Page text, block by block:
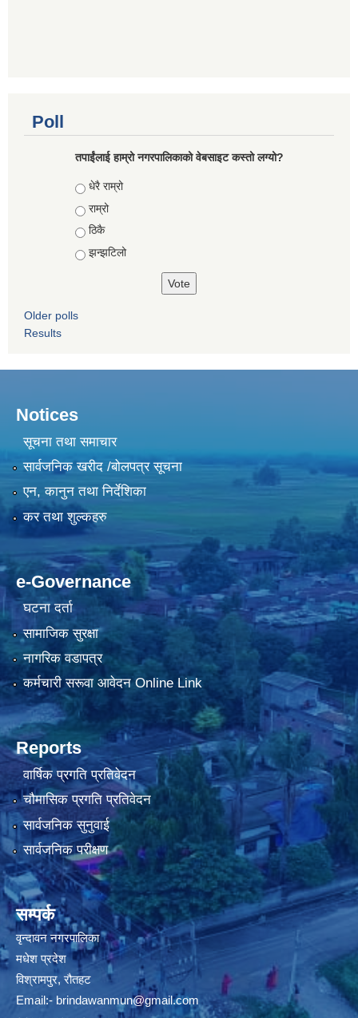
Poll
तपाईंलाई हाम्रो नगरपालिकाको वेबसाइट कस्तो लग्यो?
Choices
धेरै राम्रो
राम्रो
ठिकै
झन्झटिलो
Older polls
Results
Notices
सूचना तथा समाचार
सार्वजनिक खरीद /बोलपत्र सूचना
एन, कानुन तथा निर्देशिका
कर तथा शुल्कहरु
e-Governance
घटना दर्ता
सामाजिक सुरक्षा
नागरिक वडापत्र
कर्मचारी सरूवा आवेदन Online Link
Reports
वार्षिक प्रगति प्रतिवेदन
चौमासिक प्रगति प्रतिवेदन
सार्वजनिक सुनुवाई
सार्वजनिक परीक्षण
सम्पर्क
वृन्दावन नगरपालिका
मधेश प्रदेश
विश्रामपुर, रौतहट
Email:- brindawanmun@gmail.com